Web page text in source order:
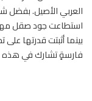
العربي الأصيل. بفضل
استطاعت جود صقل
بينما أثبتت قدرتها
فارسةٍ تشارك في هذه